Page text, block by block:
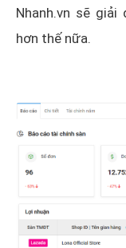
Nhanh.vn sẽ
hơn thế nữa.